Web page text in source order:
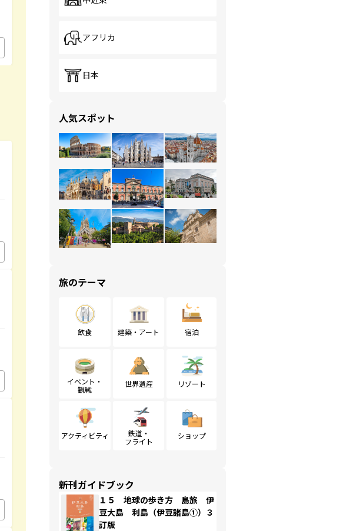
アフリカ
日本
人気スポット
旅のテーマ
飲食 建築・アート 宿泊
イベント・
観戦
世界遺産 リゾート
アクティビティ
鉄道・
フライト
ショップ
新刊ガイドブック
１５ 地球の歩き方 島旅 伊
豆大島 利島（伊豆諸島①）３
訂版